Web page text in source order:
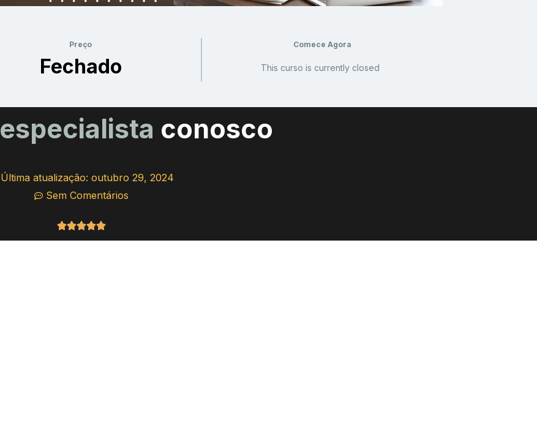
Preço
Fechado
Comece Agora
This curso is currently closed
especialista conosco
Última atualização: outubro 29, 2024
Sem Comentários
Classificado
como